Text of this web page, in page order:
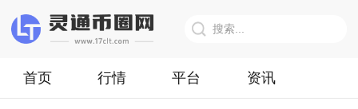
首页 行情 平台 资讯